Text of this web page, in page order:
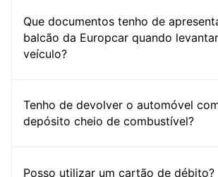
Que documentos tenho de
balcão da Europcar quando
veículo?
Tenho de devolver o automóvel
depósito cheio de combustível?
Posso utilizar um cartão de débito?